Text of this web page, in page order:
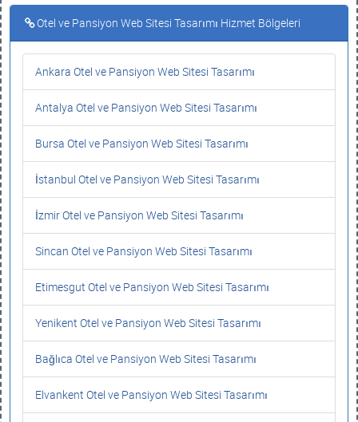
Otel ve Pansiyon Web Sitesi Tasarımı Hizmet Bölgeleri
Ankara Otel ve Pansiyon Web Sitesi Tasarımı
Antalya Otel ve Pansiyon Web Sitesi Tasarımı
Bursa Otel ve Pansiyon Web Sitesi Tasarımı
İstanbul Otel ve Pansiyon Web Sitesi Tasarımı
İzmir Otel ve Pansiyon Web Sitesi Tasarımı
Sincan Otel ve Pansiyon Web Sitesi Tasarımı
Etimesgut Otel ve Pansiyon Web Sitesi Tasarımı
Yenikent Otel ve Pansiyon Web Sitesi Tasarımı
Bağlıca Otel ve Pansiyon Web Sitesi Tasarımı
Elvankent Otel ve Pansiyon Web Sitesi Tasarımı